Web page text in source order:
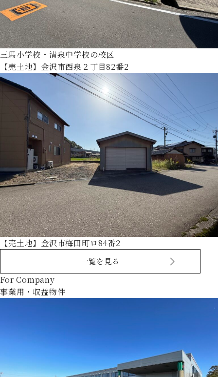
三馬小学校・清泉中学校の校区
【売土地】金沢市西泉２丁目82番2
【売土地】金沢市梅田町ロ84番2
一覧を見る
For Company
事業用・収益物件